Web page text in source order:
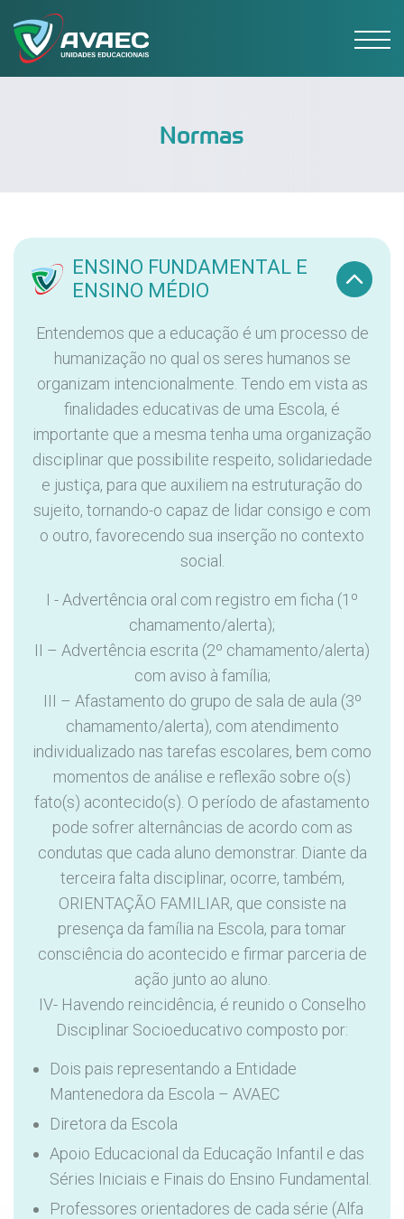
Normas
ENSINO FUNDAMENTAL E
ENSINO MÉDIO
Entendemos que a educação é um processo de
humanização no qual os seres humanos se
organizam intencionalmente. Tendo em vista as
finalidades educativas de uma Escola, é
importante que a mesma tenha uma organização
disciplinar que possibilite respeito, solidariedade
e justiça, para que auxiliem na estruturação do
sujeito, tornando-o capaz de lidar consigo e com
o outro, favorecendo sua inserção no contexto
social.
I - Advertência oral com registro em ficha (1º
chamamento/alerta);
II – Advertência escrita (2º chamamento/alerta)
com aviso à família;
III – Afastamento do grupo de sala de aula (3º
chamamento/alerta), com atendimento
individualizado nas tarefas escolares, bem como
momentos de análise e reflexão sobre o(s)
fato(s) acontecido(s). O período de afastamento
pode sofrer alternâncias de acordo com as
condutas que cada aluno demonstrar. Diante da
terceira falta disciplinar, ocorre, também,
ORIENTAÇÃO FAMILIAR, que consiste na
presença da família na Escola, para tomar
consciência do acontecido e firmar parceria de
ação junto ao aluno.
IV- Havendo reincidência, é reunido o Conselho
Disciplinar Socioeducativo composto por:
Dois pais representando a Entidade
Mantenedora da Escola – AVAEC
Diretora da Escola
Apoio Educacional da Educação Infantil e das
Séries Iniciais e Finais do Ensino Fundamental.
Professores orientadores de cada série (Alfa